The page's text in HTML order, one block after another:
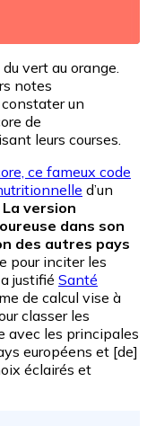
vert au orange.
notes
un
de
leurs courses.
ce fameux code
d’un
La version
dans son
des autres pays
pour inciter les
justifié Santé
de calcul vise à
classer les
avec les principales
européens et [de]
éclairés et